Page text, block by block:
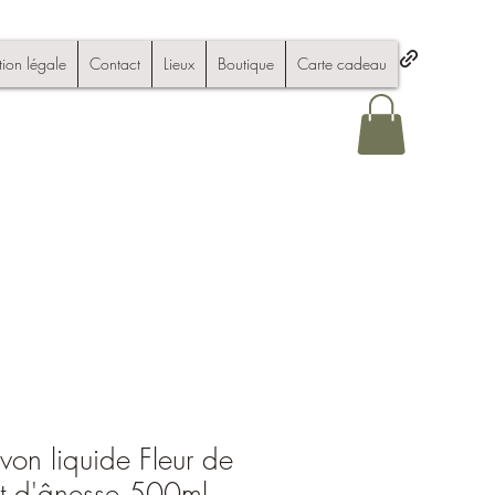
légale Contact Lieux Boutique Carte cadeau
liquide Fleur de